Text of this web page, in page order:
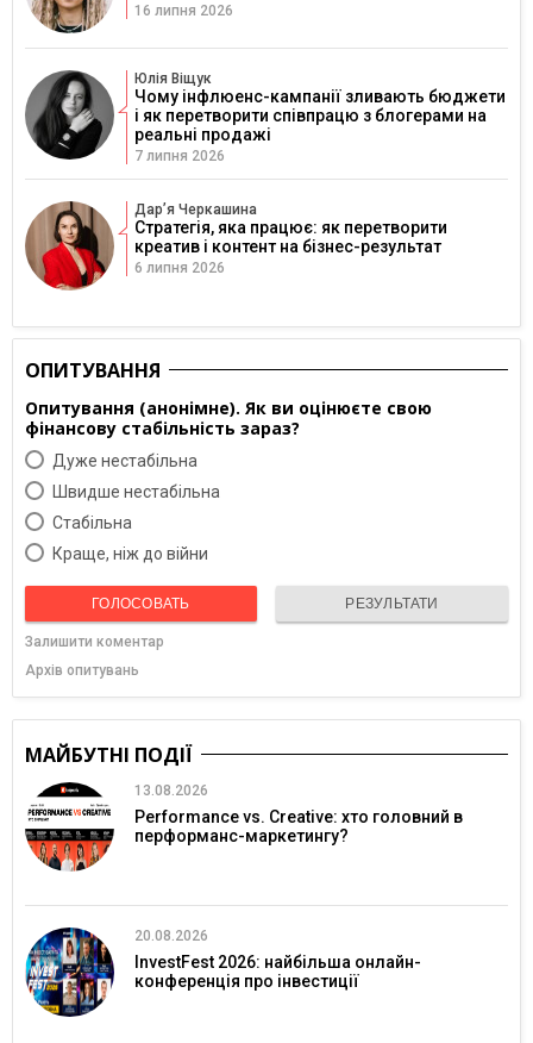
16 липня 2026
Юлія Віщук
Чому інфлюенс-кампанії зливають бюджети
і як перетворити співпрацю з блогерами на
реальні продажі
7 липня 2026
Дарʼя Черкашина
Стратегія, яка працює: як перетворити
креатив і контент на бізнес-результат
6 липня 2026
ОПИТУВАННЯ
Опитування (анонімне). Як ви оцінюєте свою
фінансову стабільність зараз?
Дуже нестабільна
Швидше нестабільна
Cтабільна
Краще, ніж до війни
ГОЛОСОВАТЬ РЕЗУЛЬТАТИ
Залишити коментар
Архів опитувань
МАЙБУТНІ ПОДІЇ
13.08.2026
Performance vs. Creative: хто головний в
перформанс-маркетингу?
20.08.2026
InvestFest 2026: найбільша онлайн-
конференція про інвестиції